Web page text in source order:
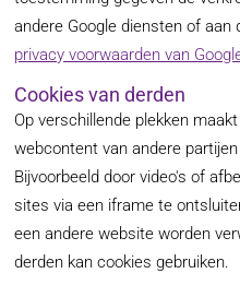
andere Google diensten of aan
privacy voorwaarden van
Cookies van derden
Op verschillende plekken
webcontent van andere
Bijvoorbeeld door video's of
sites via een iframe te
een andere website worden
derden kan cookies gebruiken.